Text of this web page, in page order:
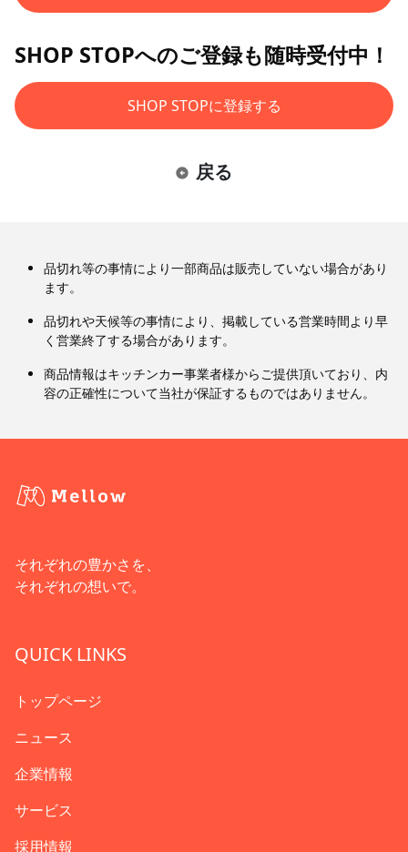
SHOP STOPへのご登録も随時受付中！
SHOP STOPに登録する
戻る
品切れ等の事情により一部商品は販売していない場合があり
ます。
品切れや天候等の事情により、掲載している営業時間より早
く営業終了する場合があります。
商品情報はキッチンカー事業者様からご提供頂いており、内
容の正確性について当社が保証するものではありません。
それぞれの豊かさを、
それぞれの想いで。
QUICK LINKS
トップページ
ニュース
企業情報
サービス
採用情報